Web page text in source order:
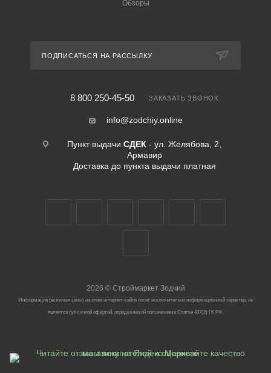
Обзоры
ПОДПИСАТЬСЯ НА РАССЫЛКУ
8 800 250-45-50 ЗАКАЗАТЬ ЗВОНОК
info@zodchiy.online
Пункт выдачи СДЕК - ул. Желябова, 2,
Армавир
Доставка до пункта выдачи платная
2026 ©Строймаркет Зодчий
Информация (включая цены) на этом интернет-сайте носит исключительно информационный характер, не
является публичной офертой, определяемой положениями Статьи 437(2) ГК РФ.